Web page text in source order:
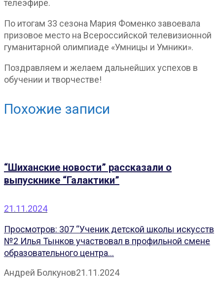
телеэфире.
По итогам 33 сезона Мария Фоменко завоевала
призовое место на Всероссийской телевизионной
гуманитарной олимпиаде «Умницы и Умники».
Поздравляем и желаем дальнейших успехов в
обучении и творчестве!
Похожие записи
“Шиханские новости” рассказали о
выпускнике “Галактики”
21.11.2024
Просмотров: 307 “Ученик детской школы искусств
№2 Илья Тынков участвовал в профильной смене
образовательного центра...
Андрей Болкунов21.11.2024